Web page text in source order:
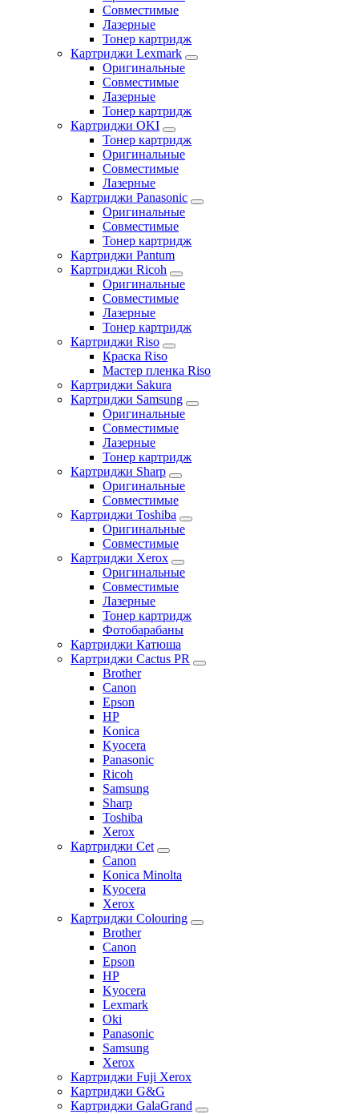
Совместимые
Лазерные
Тонер картридж
Картриджи Lexmark
Оригинальные
Совместимые
Лазерные
Тонер картридж
Картриджи OKI
Тонер картридж
Оригинальные
Совместимые
Лазерные
Картриджи Panasonic
Оригинальные
Совместимые
Тонер картридж
Картриджи Pantum
Картриджи Ricoh
Оригинальные
Совместимые
Лазерные
Тонер картридж
Картриджи Riso
Краска Riso
Мастер пленка Riso
Картриджи Sakura
Картриджи Samsung
Оригинальные
Совместимые
Лазерные
Тонер картридж
Картриджи Sharp
Оригинальные
Совместимые
Картриджи Toshiba
Оригинальные
Совместимые
Картриджи Xerox
Оригинальные
Совместимые
Лазерные
Тонер картридж
Фотобарабаны
Картриджи Катюша
Картриджи Cactus PR
Brother
Canon
Epson
HP
Konica
Kyocera
Panasonic
Ricoh
Samsung
Sharp
Toshiba
Xerox
Картриджи Cet
Canon
Konica Minolta
Kyocera
Xerox
Картриджи Colouring
Brother
Canon
Epson
HP
Kyocera
Lexmark
Oki
Panasonic
Samsung
Xerox
Картриджи Fuji Xerox
Картриджи G&G
Картриджи GalaGrand